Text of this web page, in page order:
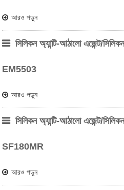
আরও পড়ুন
সিলিকন অ্যান্টি-আঠালো এজেন্ট/
EM5503
আরও পড়ুন
সিলিকন অ্যান্টি-আঠালো এজেন্ট/
SF180MR
আরও পড়ুন